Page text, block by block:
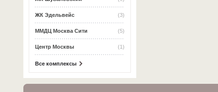
(3)
ЖК Эдельвейс
(5)
ММДЦ Москва Сити
(1)
Центр Москвы
Все комплексы